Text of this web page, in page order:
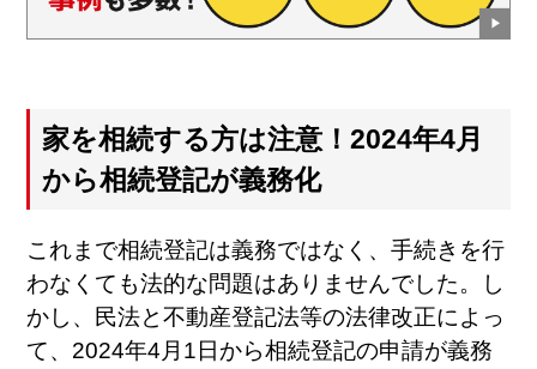
家を相続する方は注意！2024年4月
から相続登記が義務化
これまで相続登記は義務ではなく、手続きを行
わなくても法的な問題はありませんでした。し
かし、民法と不動産登記法等の法律改正によっ
て、2024年4月1日から相続登記の申請が義務